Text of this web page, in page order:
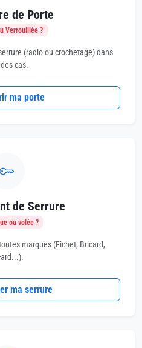
de Porte
Verrouillée ?
(radio ou crochetage) dans
cas.
ma porte
de Serrure
ou volée ?
marques (Fichet, Bricard,
ma serrure